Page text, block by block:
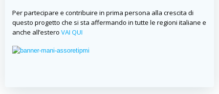
Per partecipare e contribuire in prima persona alla crescita di
questo progetto che si sta affermando in tutte le regioni italiane e
anche all’estero VAI QUI